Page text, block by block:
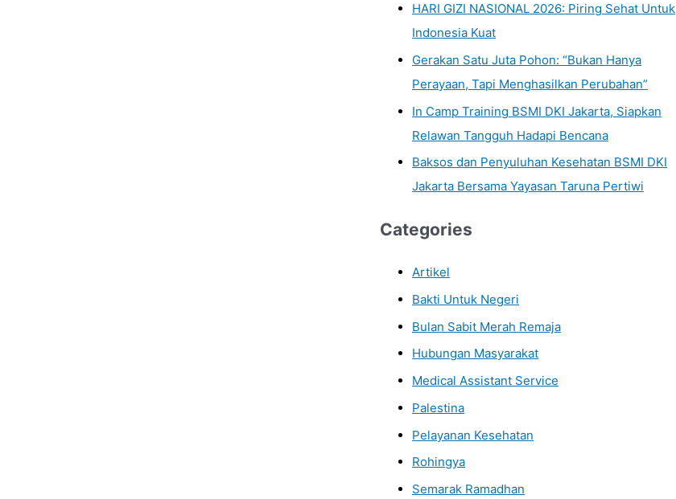
HARI GIZI NASIONAL 2026: Piring Sehat Untuk
Indonesia Kuat
Gerakan Satu Juta Pohon: “Bukan Hanya
Perayaan, Tapi Menghasilkan Perubahan”
In Camp Training BSMI DKI Jakarta, Siapkan
Relawan Tangguh Hadapi Bencana
Baksos dan Penyuluhan Kesehatan BSMI DKI
Jakarta Bersama Yayasan Taruna Pertiwi
Categories
Artikel
Bakti Untuk Negeri
Bulan Sabit Merah Remaja
Hubungan Masyarakat
Medical Assistant Service
Palestina
Pelayanan Kesehatan
Rohingya
Semarak Ramadhan